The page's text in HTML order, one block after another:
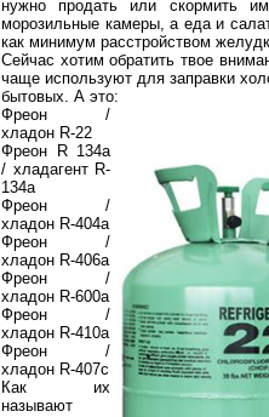
нужно продать или скормить
морозильные камеры, а еда и
как минимум расстройством
Сейчас хотим обратить твое
чаще используют для заправки
бытовых. А это:
Фреон /
хладон R-22
Фреон R 134a
/ хладагент R-
134a
Фреон /
хладон R-404a
Фреон /
хладон R-406a
Фреон /
хладон R-600a
Фреон /
хладон R-410a
Фреон /
хладон R-407c
Как их
называют